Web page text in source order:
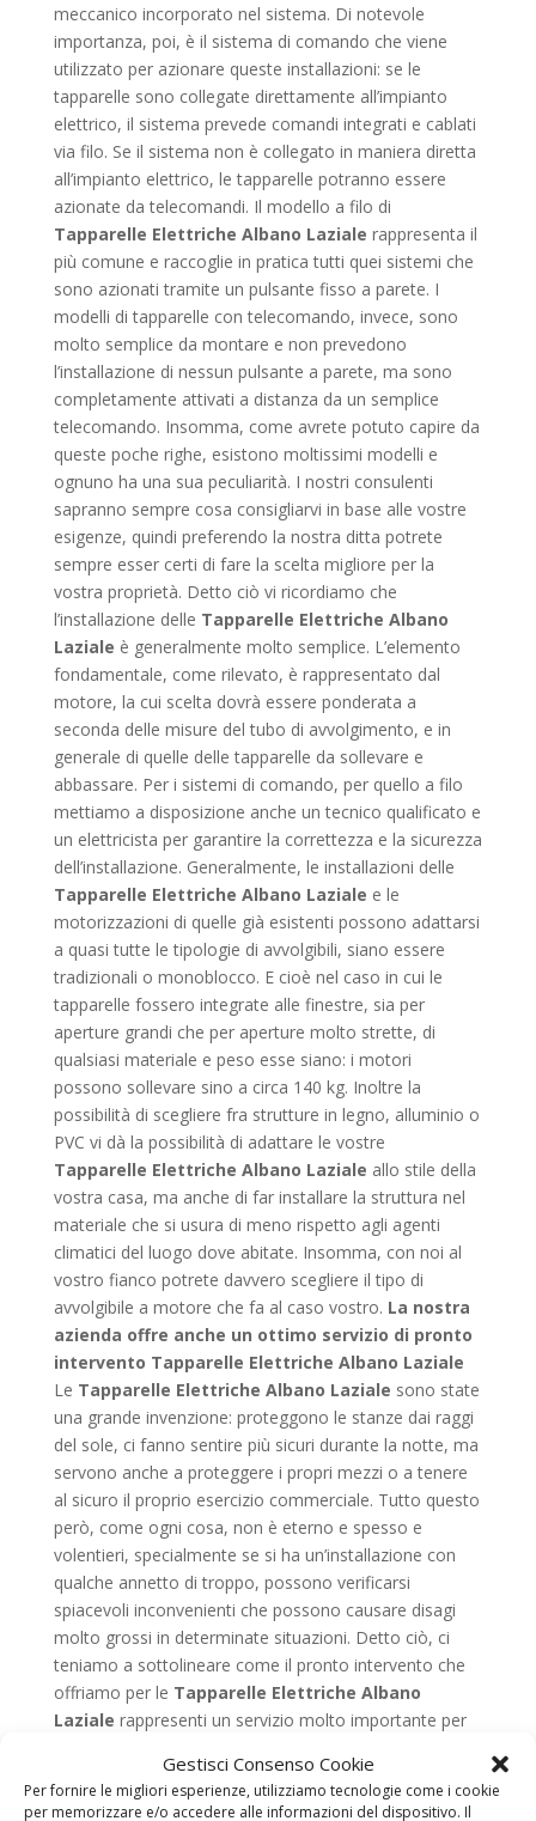
Gestisci Consenso Cookie
Per fornire le migliori esperienze, utilizziamo tecnologie come i cookie
per memorizzare e/o accedere alle informazioni del dispositivo. Il
meccanico incorporato nel sistema. Di notevole
importanza, poi, è il sistema di comando che viene
utilizzato per azionare queste installazioni: se le
tapparelle sono collegate direttamente all’impianto
elettrico, il sistema prevede comandi integrati e cablati
via filo. Se il sistema non è collegato in maniera diretta
all’impianto elettrico, le tapparelle potranno essere
azionate da telecomandi. Il modello a filo di
Tapparelle Elettriche Albano Laziale rappresenta il
più comune e raccoglie in pratica tutti quei sistemi che
sono azionati tramite un pulsante fisso a parete. I
modelli di tapparelle con telecomando, invece, sono
molto semplice da montare e non prevedono
l’installazione di nessun pulsante a parete, ma sono
completamente attivati a distanza da un semplice
telecomando. Insomma, come avrete potuto capire da
queste poche righe, esistono moltissimi modelli e
ognuno ha una sua peculiarità. I nostri consulenti
sapranno sempre cosa consigliarvi in base alle vostre
esigenze, quindi preferendo la nostra ditta potrete
sempre esser certi di fare la scelta migliore per la
vostra proprietà. Detto ciò vi ricordiamo che
l’installazione delle Tapparelle Elettriche Albano
Laziale è generalmente molto semplice. L’elemento
fondamentale, come rilevato, è rappresentato dal
motore, la cui scelta dovrà essere ponderata a
seconda delle misure del tubo di avvolgimento, e in
generale di quelle delle tapparelle da sollevare e
abbassare. Per i sistemi di comando, per quello a filo
mettiamo a disposizione anche un tecnico qualificato e
un elettricista per garantire la correttezza e la sicurezza
dell’installazione. Generalmente, le installazioni delle
Tapparelle Elettriche Albano Laziale e le
motorizzazioni di quelle già esistenti possono adattarsi
a quasi tutte le tipologie di avvolgibili, siano essere
tradizionali o monoblocco. E cioè nel caso in cui le
tapparelle fossero integrate alle finestre, sia per
aperture grandi che per aperture molto strette, di
qualsiasi materiale e peso esse siano: i motori
possono sollevare sino a circa 140 kg. Inoltre la
possibilità di scegliere fra strutture in legno, alluminio o
PVC vi dà la possibilità di adattare le vostre
Tapparelle Elettriche Albano Laziale allo stile della
vostra casa, ma anche di far installare la struttura nel
materiale che si usura di meno rispetto agli agenti
climatici del luogo dove abitate. Insomma, con noi al
vostro fianco potrete davvero scegliere il tipo di
avvolgibile a motore che fa al caso vostro. La nostra
azienda offre anche un ottimo servizio di pronto
intervento Tapparelle Elettriche Albano Laziale
Le Tapparelle Elettriche Albano Laziale sono state
una grande invenzione: proteggono le stanze dai raggi
del sole, ci fanno sentire più sicuri durante la notte, ma
servono anche a proteggere i propri mezzi o a tenere
al sicuro il proprio esercizio commerciale. Tutto questo
però, come ogni cosa, non è eterno e spesso e
volentieri, specialmente se si ha un’installazione con
qualche annetto di troppo, possono verificarsi
spiacevoli inconvenienti che possono causare disagi
molto grossi in determinate situazioni. Detto ciò, ci
teniamo a sottolineare come il pronto intervento che
offriamo per le Tapparelle Elettriche Albano
Laziale rappresenti un servizio molto importante per
perché il nostro personale è in grado di operare
ventiquattr’ore su ventiquattro, sette giorni su sette,